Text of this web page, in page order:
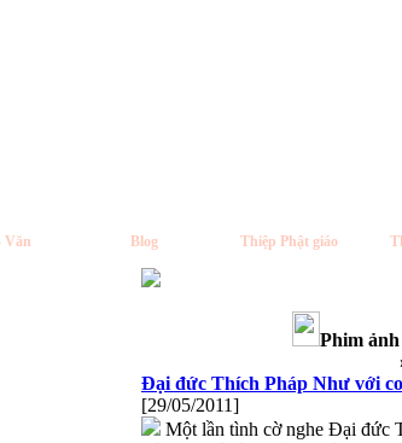
Văn Blog Thiệp Phật giáo
Phim
Đại đức Thích Pháp Như với
[29/05/2011]
Một lần tình cờ nghe Đại đức